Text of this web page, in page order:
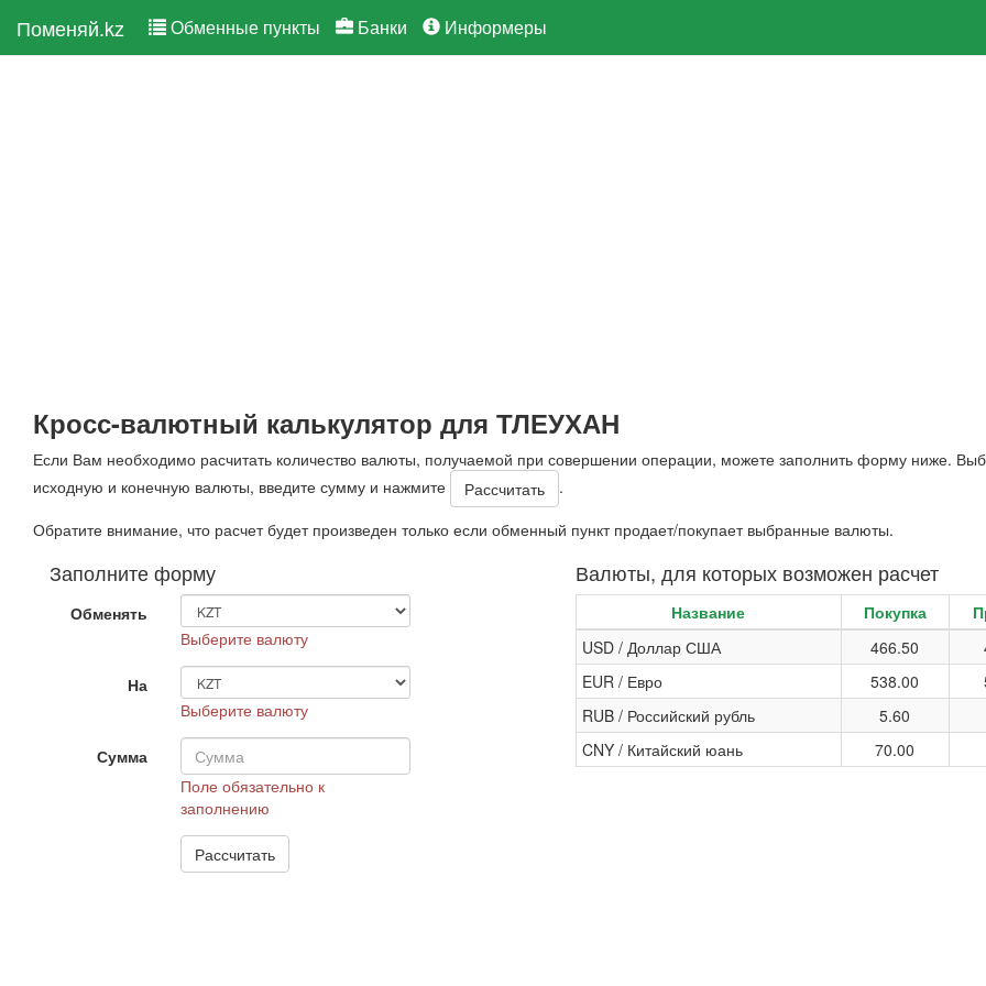
Поменяй.kz Обменные пункты Банки Информеры
Кросс-валютный калькулятор для ТЛЕУХАН
Если Вам необходимо расчитать количество валюты, получаемой при совершении операции, можете заполнить форму ниже.
исходную и конечную валюты, введите сумму и нажмите
.
Обратите внимание, что расчет будет произведен только если обменный пункт продает/покупает выбранные валюты.
Заполните форму
Обменять
Выберите валюту
На
Выберите валюту
Сумма
Поле обязательно к
заполнению
Валюты, для которых возможен расчет
Название Покупка
USD / Доллар США
466.50
EUR / Евро
538.00
RUB / Российский рубль
5.60
CNY / Китайский юань
70.00